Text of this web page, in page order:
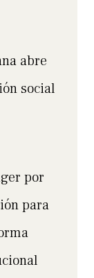
abre
social
por
para